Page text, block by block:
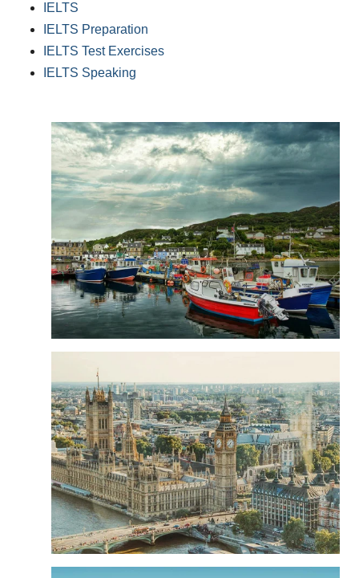
IELTS
IELTS Preparation
IELTS Test Exercises
IELTS Speaking